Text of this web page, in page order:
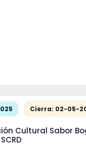
Cierra: 02-05-
Cultural Sabor